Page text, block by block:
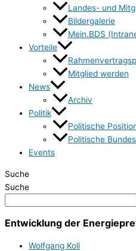
Landes- und
Bildergalerie
Mein.BDS
Vorteile
Mitglied werden
News
Archiv
Politik
Politische
Politische
Events
Suche
Suche
Entwicklung der
Wolfgang Koll